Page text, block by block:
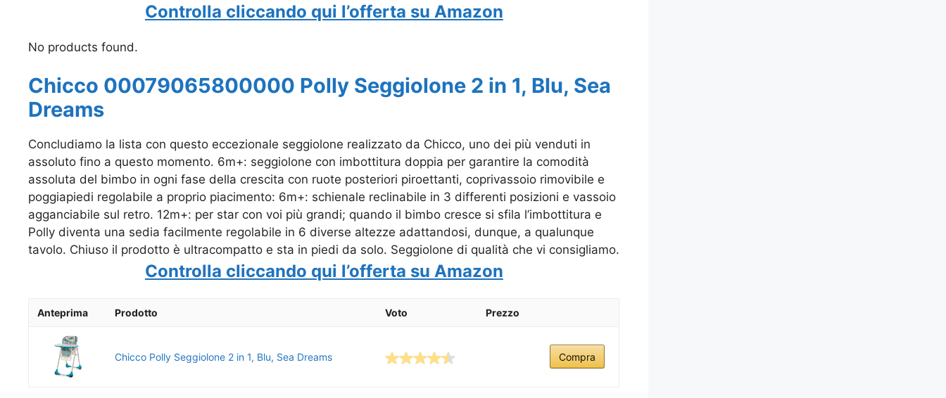
Controlla cliccando qui l’offerta su Amazon
No products found.
Chicco 00079065800000 Polly Seggiolone 2 in 1, Blu, Sea
Dreams
Concludiamo la lista con questo eccezionale seggiolone realizzato da Chicco, uno dei più venduti in
assoluto fino a questo momento. 6m+: seggiolone con imbottitura doppia per garantire la comodità
assoluta del bimbo in ogni fase della crescita con ruote posteriori piroettanti, coprivassoio rimovibile e
poggiapiedi regolabile a proprio piacimento: 6m+: schienale reclinabile in 3 differenti posizioni e vassoio
agganciabile sul retro. 12m+: per star con voi più grandi; quando il bimbo cresce si sfila l’imbottitura e
Polly diventa una sedia facilmente regolabile in 6 diverse altezze adattandosi, dunque, a qualunque
tavolo. Chiuso il prodotto è ultracompatto e sta in piedi da solo. Seggiolone di qualità che vi consigliamo.
Controlla cliccando qui l’offerta su Amazon
Anteprima Prodotto Voto Prezzo
Chicco Polly Seggiolone 2 in 1, Blu, Sea Dreams Compra